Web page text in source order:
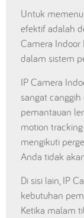
Untuk
efektif adalah
Camera Indoor
dalam sistem
IP Camera
sangat
pemantauan
motion
mengikuti
Anda tidak
Di sisi lain, IP
kebutuhan
Ketika malam